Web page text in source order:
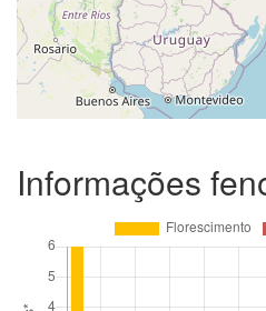
Informações